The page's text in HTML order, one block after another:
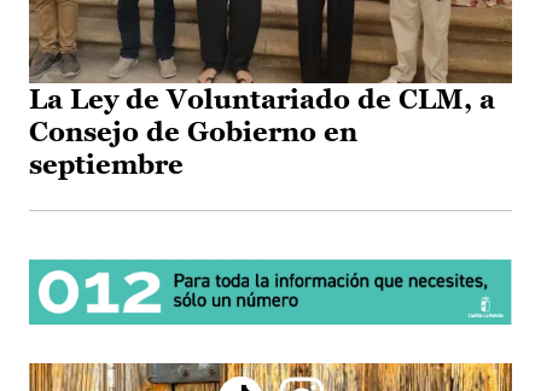
La Ley de Voluntariado de CLM, a
Consejo de Gobierno en
septiembre